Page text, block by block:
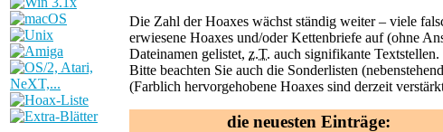
Die Zahl der Hoaxes wächst ständig weiter – viele
erwiesene Hoaxes und/oder Kettenbriefe auf (ohne
Dateinamen gelistet, z.T. auch signifikante Textstellen.
Bitte beachten Sie auch die Sonderlisten
(Farblich hervorgehobene Hoaxes sind derzeit
die neuesten Einträge: